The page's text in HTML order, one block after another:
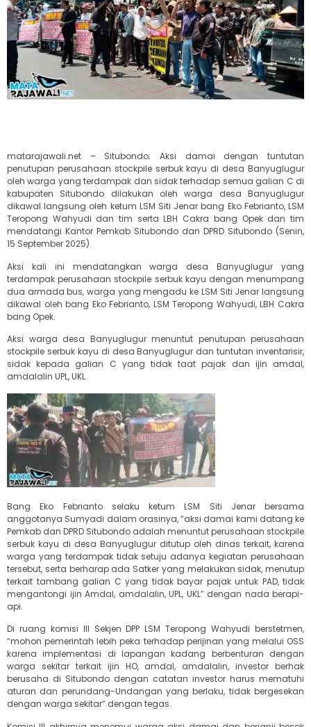
matarajawali.net – Situbondo; Aksi damai dengan tuntutan
penutupan perusahaan stockpile serbuk kayu di desa Banyuglugur
oleh warga yang terdampak dan sidak terhadap semua galian C di
kabupaten Situbondo dilakukan oleh warga desa Banyuglugur
dikawal langsung oleh ketum LSM Siti Jenar bang Eko Febrianto, LSM
Teropong Wahyudi dan tim serta LBH Cakra bang Opek dan tim
mendatangi Kantor Pemkab Situbondo dan DPRD Situbondo (Senin,
15 September 2025).
Aksi kali ini mendatangkan warga desa Banyuglugur yang
terdampak perusahaan stockpile serbuk kayu dengan menumpang
dua armada bus, warga yang mengadu ke LSM Siti Jenar langsung
dikawal oleh bang Eko Febrianto, LSM Teropong Wahyudi, LBH Cakra
bang Opek.
Aksi warga desa Banyuglugur menuntut penutupan perusahaan
stockpile serbuk kayu di desa Banyuglugur dan tuntutan inventarisir,
sidak kepada galian C yang tidak taat pajak dan ijin amdal,
amdalalin UPL, UKL.
Bang Eko Febrianto selaku ketum LSM Siti Jenar bersama
anggotanya Sumyadi dalam orasinya, “aksi damai kami datang ke
Pemkab dan DPRD Situbondo adalah menuntut perusahaan stockpile
serbuk kayu di desa Banyuglugur ditutup oleh dinas terkait, karena
warga yang terdampak tidak setuju adanya kegiatan perusahaan
tersebut, serta berharap ada Satker yang melakukan sidak, menutup
terkait tambang galian C yang tidak bayar pajak untuk PAD, tidak
mengantongi ijin Amdal, amdalalin, UPL, UKL” dengan nada berapi-
api.
Di ruang komisi III Sekjen DPP LSM Teropong Wahyudi berstetmen,
“mohon pemerintah lebih peka terhadap perijinan yang melalui OSS
karena implementasi di lapangan kadang berbenturan dengan
warga sekitar terkait ijin HO, amdal, amdalalin, investor berhak
berusaha di Situbondo dengan catatan investor harus mematuhi
aturan dan perundang-Undangan yang berlaku, tidak bergesekan
dengan warga sekitar” dengan tegas.